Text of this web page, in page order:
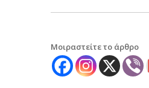
Μοιραστείτε το άρθρο